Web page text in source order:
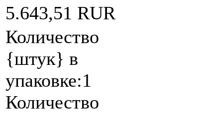
5.643,51 RUR
Количество
{штук} в
упаковке:1
Количество